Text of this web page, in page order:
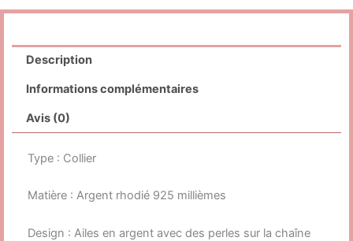
Description
Informations complémentaires
Avis (0)
Type : Collier
Matière : Argent rhodié 925 millièmes
Design : Ailes en argent avec des perles sur la chaîne